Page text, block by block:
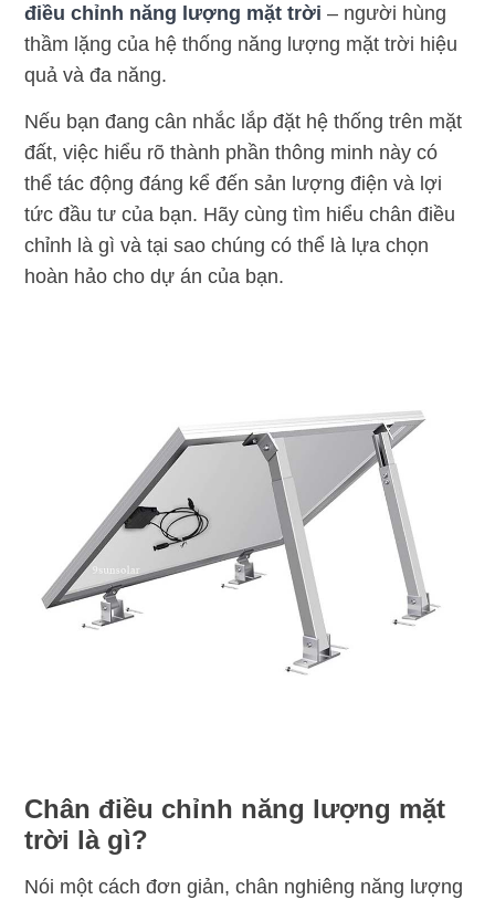
điều chỉnh năng lượng mặt trời – người hùng
thầm lặng của hệ thống năng lượng mặt trời hiệu
quả và đa năng.
Nếu bạn đang cân nhắc lắp đặt hệ thống trên mặt
đất, việc hiểu rõ thành phần thông minh này có
thể tác động đáng kể đến sản lượng điện và lợi
tức đầu tư của bạn. Hãy cùng tìm hiểu chân điều
chỉnh là gì và tại sao chúng có thể là lựa chọn
hoàn hảo cho dự án của bạn.
Chân điều chỉnh năng lượng mặt
trời là gì?
Nói một cách đơn giản, chân nghiêng năng lượng